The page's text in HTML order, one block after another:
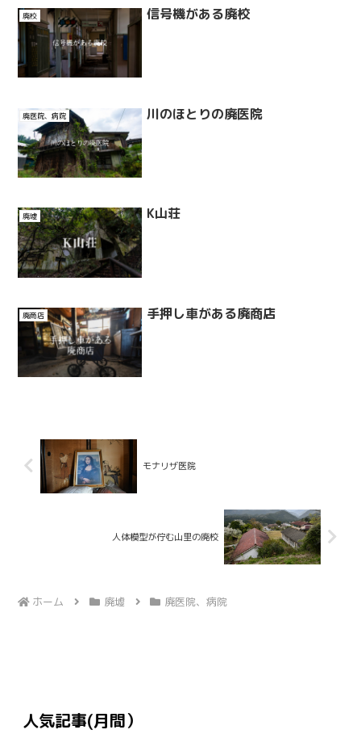
廃校 信号機がある廃校
廃医院、病院 川のほとりの廃医院
廃墟 K山荘
廃商店 手押し車がある廃商店
モナリザ医院
人体模型が佇む山里の廃校
ホーム 廃墟 廃医院、病院
人気記事(月間）